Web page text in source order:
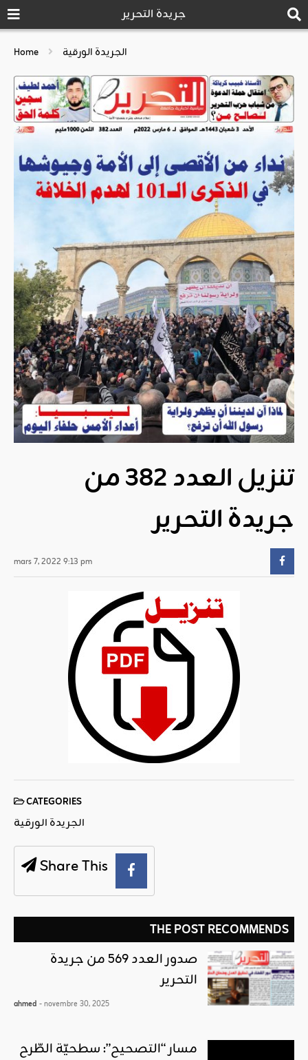
جريدة التحرير
Home الجريدة الورقية
تنزيل العدد 382 من
جريدة التحرير
mars 7, 2022 9:13 pm
CATEGORIES
الجريدة الورقية
Share This
THE POST RECOMMENDS
صدور العدد 569 من جريدة
التحرير
ahmed - novembre 30, 2025
مسار “التصحيح”: سطحيّة الطّرح